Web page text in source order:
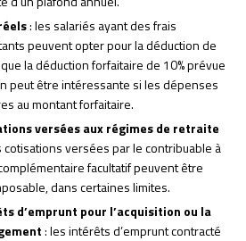
: les salariés ayant des frais
peuvent opter pour la déduction de
la déduction forfaitaire de 10% prévue
peut être intéressante si les dépenses
au montant forfaitaire.
versées aux régimes de retraite
cotisations versées par le contribuable à
facultatif peuvent être
dans certaines limites.
d’emprunt pour l’acquisition ou la
: les intérêts d’emprunt contracté